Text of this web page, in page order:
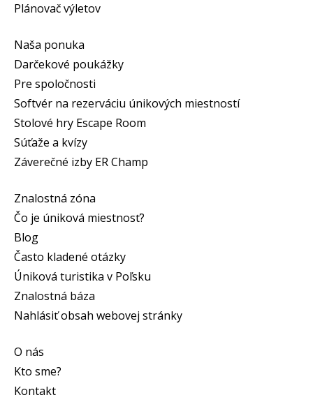
Plánovač výletov
Naša ponuka
Darčekové poukážky
Pre spoločnosti
Softvér na rezerváciu únikových miestností
Stolové hry Escape Room
Súťaže a kvízy
Záverečné izby ER Champ
Znalostná zóna
Čo je úniková miestnosť?
Blog
Často kladené otázky
Úniková turistika v Poľsku
Znalostná báza
Nahlásiť obsah webovej stránky
O nás
Kto sme?
Kontakt